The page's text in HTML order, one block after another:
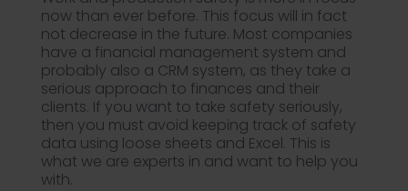
now than ever before. This focus will in fact
not decrease in the future. Most companies
have a financial management system and
probably also a CRM system, as they take a
serious approach to finances and their
clients. If you want to take safety seriously,
then you must avoid keeping track of safety
data using loose sheets and Excel. This is
what we are experts in and want to help you
with.